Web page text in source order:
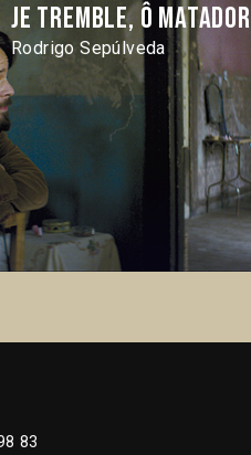
Je tremble, ô matador
Rodrigo Sepúlveda
83